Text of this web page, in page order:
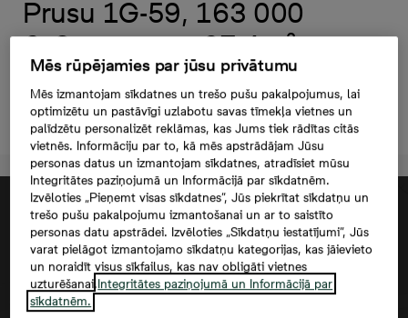
Prusu 1G-59, 163 000
€, 3 комнаты, 67,4 м²
Oставить контактную информацию
Mēs rūpējamies par jūsu privātumu
Mēs izmantojam sīkdatnes un trešo pušu pakalpojumus, lai
optimizētu un pastāvīgi uzlabotu savas tīmekļa vietnes un
palīdzētu personalizēt reklāmas, kas Jums tiek rādītas citās
vietnēs. Informāciju par to, kā mēs apstrādājam Jūsu
personas datus un izmantojam sīkdatnes, atradīsiet mūsu
Integritātes paziņojumā un Informācijā par sīkdatnēm.
Izvēloties „Pieņemt visas sīkdatnes”, Jūs piekrītat sīkdatņu un
trešo pušu pakalpojumu izmantošanai un ar to saistīto
personas datu apstrādei. Izvēloties „Sīkdatņu iestatījumi”, Jūs
varat pielāgot izmantojamo sīkdatņu kategorijas, kas jāievieto
un noraidīt visus sīkfailus, kas nav obligāti vietnes
uzturēšanai.Integritātes paziņojumā un Informācijā par
sīkdatnēm.